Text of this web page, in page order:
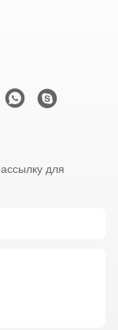
для